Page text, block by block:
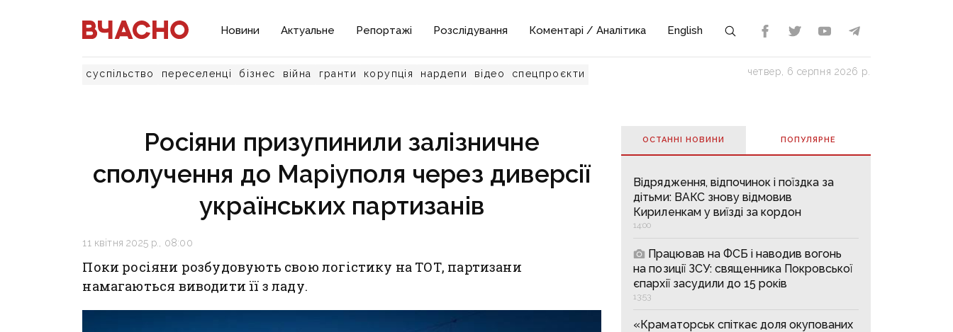
Новини Актуальне Репортажі Розслідування Коментарі / Аналітика English
суспільство переселенці бізнес війна гранти корупція нардепи відео спецпроєкти четвер, 6 серпня 2026 р.
Росіяни призупинили залізничне
сполучення до Маріуполя через диверсії
українських партизанів
11 квітня 2025 р., 08:00
Поки росіяни розбудовують свою логістику на ТОТ, партизани
намагаються виводити її з ладу.
ОСТАННІ НОВИНИ ПОПУЛЯРНE
Відрядження, відпочинок і поїздка за
дітьми: ВАКС знову відмовив
Кириленкам у виїзді за кордон
14:00
Працював на ФСБ і наводив вогонь
на позиції ЗСУ: священника Покровської
єпархії засудили до 15 років
13:53
«Краматорськ спіткає доля окупованих